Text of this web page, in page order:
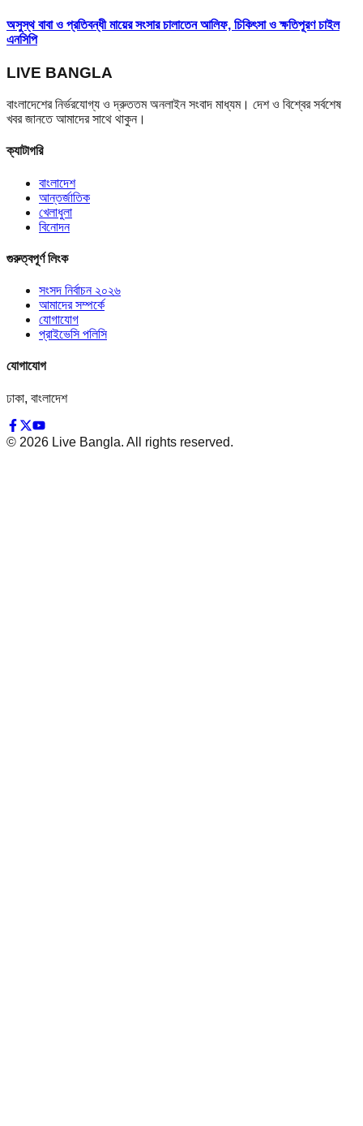
অসুস্থ বাবা ও প্রতিবন্ধী মায়ের সংসার চালাতেন আলিফ, চিকিৎসা ও ক্ষতিপূরণ চাইল
এনসিপি
LIVE BANGLA
বাংলাদেশের নির্ভরযোগ্য ও দ্রুততম অনলাইন সংবাদ মাধ্যম। দেশ ও বিশ্বের সর্বশেষ
খবর জানতে আমাদের সাথে থাকুন।
ক্যাটাগরি
বাংলাদেশ
আন্তর্জাতিক
খেলাধুলা
বিনোদন
গুরুত্বপূর্ণ লিংক
সংসদ নির্বাচন ২০২৬
আমাদের সম্পর্কে
যোগাযোগ
প্রাইভেসি পলিসি
যোগাযোগ
ঢাকা, বাংলাদেশ
© 2026 Live Bangla. All rights reserved.